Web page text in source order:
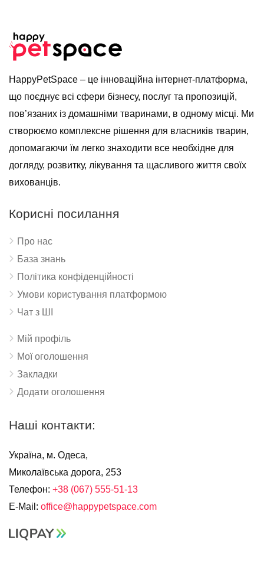
HappyPetSpace – це інноваційна інтернет-платформа,
що поєднує всі сфери бізнесу, послуг та пропозицій,
пов’язаних із домашніми тваринами, в одному місці. Ми
створюємо комплексне рішення для власників тварин,
допомагаючи їм легко знаходити все необхідне для
догляду, розвитку, лікування та щасливого життя своїх
вихованців.
Корисні посилання
Про нас
База знань
Політика конфіденційності
Умови користування платформою
Чат з ШІ
Мій профіль
Мої оголошення
Закладки
Додати оголошення
Наші контакти:
Україна, м. Одеса,
Миколаївська дорога, 253
Телефон: +38 (067) 555-51-13
E-Mail: office@happypetspace.com